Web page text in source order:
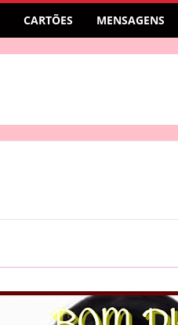
CARTÕES MENSAGENS